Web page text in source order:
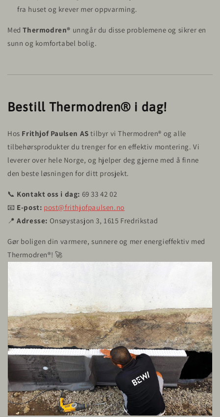
fra huset og krever mer oppvarming.
MedThermodren® unngår du disse problemene og sikrer en
sunn og komfortabel bolig.
Bestill Thermodren® i dag!
Hos Frithjof Paulsen AS tilbyr vi Thermodren® og alle
tilbehørsprodukter du trenger for en effektiv montering. Vi
leverer over hele Norge, og hjelper deg gjerne med å finne
den beste løsningen for ditt prosjekt.
📞 Kontakt oss i dag: 69 33 42 02
📧 E-post: post@frithjofpaulsen.no
📍Adresse: Onsøystasjon 3, 1615 Fredrikstad
Gør boligen din varmere, sunnere og mer energieffektiv med
Thermodren®! 🚀